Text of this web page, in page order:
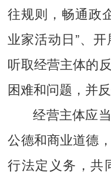
往规则，畅通政
业家活动日”、
听取经营主体的
困难和问题，并反
经营主体应
公德和商业道德
行法定义务，共